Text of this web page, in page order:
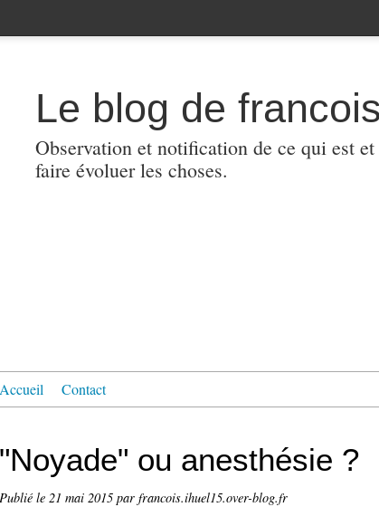
Le blog de
Observation et notification de ce qui est
faire évoluer les choses.
Accueil Contact
"Noyade" ou anesthésie ?
Publié le 21 mai 2015 par francois.ihuel15.over-blog.fr